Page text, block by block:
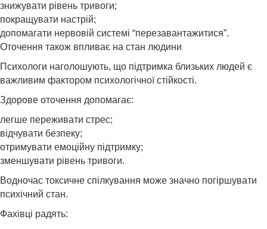
знижувати рівень тривоги;
покращувати настрій;
допомагати нервовій системі “перезавантажитися”.
Оточення також впливає на стан людини
Психологи наголошують, що підтримка близьких людей є
важливим фактором психологічної стійкості.
Здорове оточення допомагає:
легше переживати стрес;
відчувати безпеку;
отримувати емоційну підтримку;
зменшувати рівень тривоги.
Водночас токсичне спілкування може значно погіршувати
психічний стан.
Фахівці радять: